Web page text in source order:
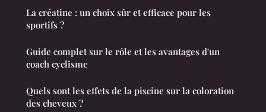
La créatine : un choix sûr et efficace pour les
sportifs ?
Guide complet sur le rôle et les avantages d'un
coach cyclisme
Quels sont les effets de la piscine sur la coloration
des cheveux ?